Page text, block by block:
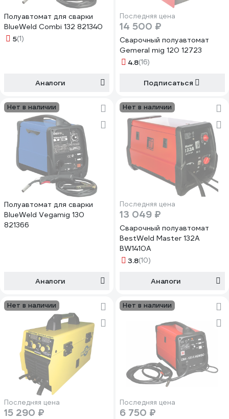
Полуавтомат для сварки
BlueWeld Combi 132 821340
5(1)
Аналоги
Последняя цена
14 500 ₽
Сварочный полуавтомат
Gemeral mig 120 12723
4.8(16)
Подписаться
Нет в наличии
Полуавтомат для сварки
BlueWeld Vegamig 130
821366
Аналоги
Нет в наличии
Последняя цена
13 049 ₽
Сварочный полуавтомат
BestWeld Master 132А
BW1410A
3.8(10)
Аналоги
Нет в наличии
Последняя цена
15 290 ₽
Нет в наличии
Последняя цена
6 750 ₽